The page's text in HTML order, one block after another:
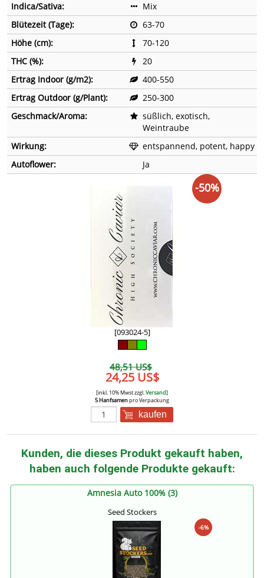
Indica/Sativa:
Mix
Blütezeit (Tage):
63-70
Höhe (cm):
70-120
THC (%):
20
Ertrag Indoor (g/m2):
400-550
Ertrag Outdoor (g/Plant):
250-300
Geschmack/Aroma:
süßlich, exotisch,
Weintraube
Wirkung:
entspannend, potent, happy
Autoflower:
Ja
[093024-5]
48,51 US$
24,25 US$
[inkl. 10% Mwst zzgl.Versand]
5 Hanfsamenpro Verpackung
kaufen
-50%
Kunden, die dieses Produkt gekauft haben,
haben auch folgende Produkte gekauft:
Amnesia Auto 100% (3)
Seed Stockers
-6%